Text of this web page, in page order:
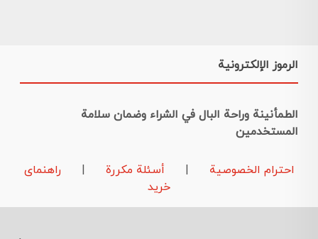
الرموز الإلكترونية
الطمأنينة وراحة البال في الشراء وضمان سلامة
المستخدمين
احترام الخصوصية أسئلة مكررة
راهنمای
خرید